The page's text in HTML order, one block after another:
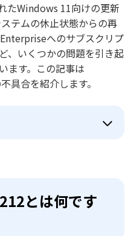
たWindows 11向けの更新
テムの休止状態からの再
へのサブスクリプ
、いくつかの問題を引き起
ます。この記事は
具合を紹介します。
とは何です